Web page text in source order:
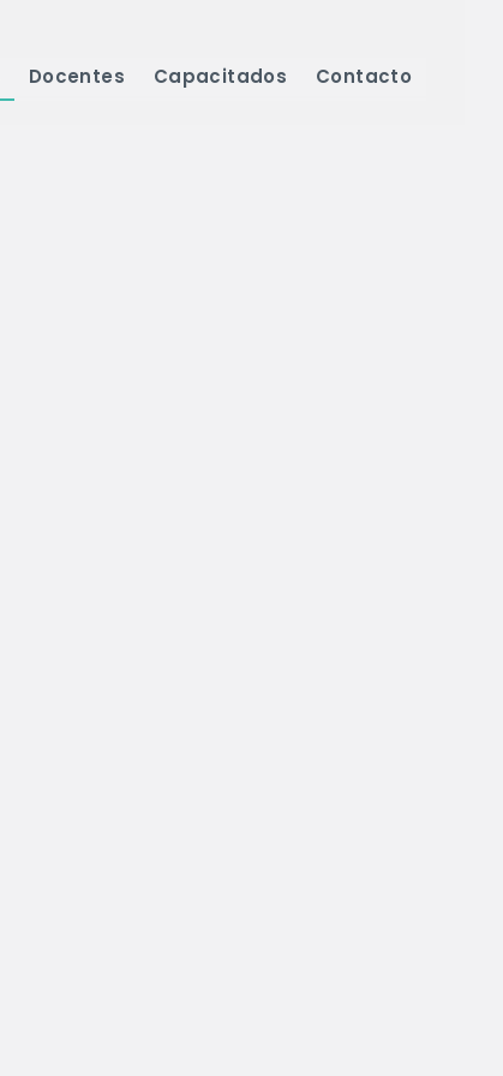
Docentes Capacitados Contacto